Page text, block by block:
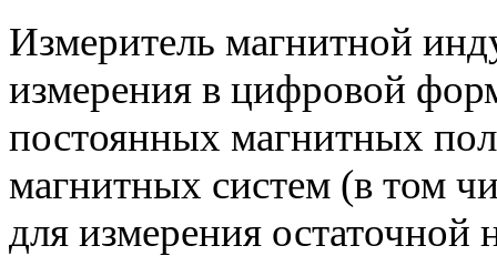
Измеритель магнитной
измерения в цифровой
постоянных магнитных
магнитных систем (в том
для измерения остаточной